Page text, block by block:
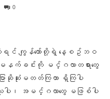
0
င် ကျွန်တော်တို့ရဲ့ နေ့စဥ်ဘဝ
။ မနက်ခင်းကို မင်္ဂလာတရားတွေ
ာဆိုဆုံးမတတ်ကြတာ ရှိကြပါ
ါ၊ အမင်္ဂလာတွေ မဖြစ်ပါ